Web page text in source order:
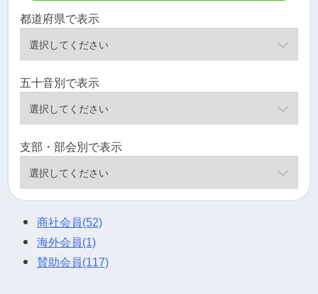
都道府県で表示
五十音別で表示
支部・部会別で表示
商社会員(52)
海外会員(1)
賛助会員(117)